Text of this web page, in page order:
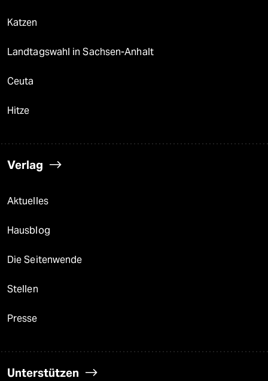
Katzen
Landtagswahl in Sachsen-Anhalt
Ceuta
Hitze
Verlag
Aktuelles
Hausblog
Die Seitenwende
Stellen
Presse
Unterstützen